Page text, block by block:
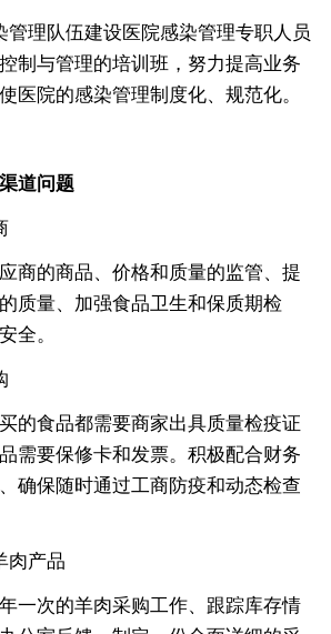
理队伍建设医院感染管理专职人员
制与管理的培训班，努力提高业务
医院的感染管理制度化、规范化。
道问题
的商品、价格和质量的监管、提
质量、加强食品卫生和保质期检
全。
食品都需要商家出具质量检疫证
需要保修卡和发票。积极配合财务
确保随时通过工商防疫和动态检查
产品
次的羊肉采购工作、跟踪库存情